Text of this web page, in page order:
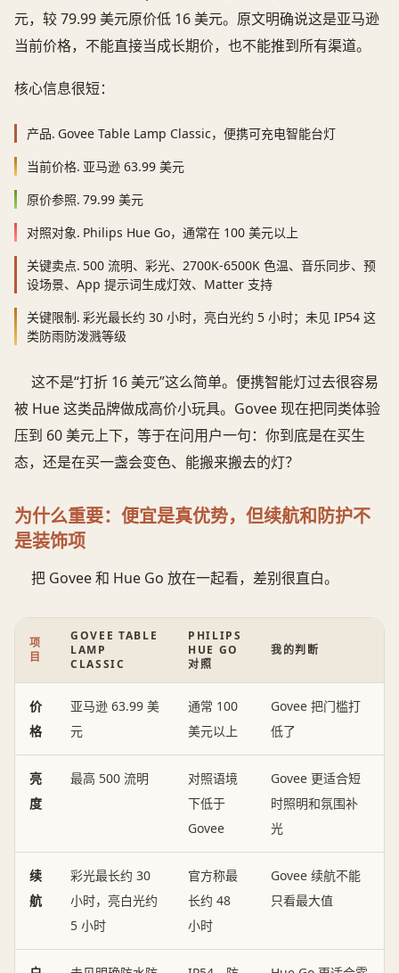
元，较 79.99 美元原价低 16 美元。原文明确说这是亚马逊
当前价格，不能直接当成长期价，也不能推到所有渠道。
核心信息很短：
产品. Govee Table Lamp Classic，便携可充电智能台灯
当前价格. 亚马逊 63.99 美元
原价参照. 79.99 美元
对照对象. Philips Hue Go，通常在 100 美元以上
关键卖点. 500 流明、彩光、2700K-6500K 色温、音乐同步、预
设场景、App 提示词生成灯效、Matter 支持
关键限制. 彩光最长约 30 小时，亮白光约 5 小时；未见 IP54 这
类防雨防泼溅等级
这不是“打折 16 美元”这么简单。便携智能灯过去很容易
被 Hue 这类品牌做成高价小玩具。Govee 现在把同类体验
压到 60 美元上下，等于在问用户一句：你到底是在买生
态，还是在买一盏会变色、能搬来搬去的灯？
为什么重要：便宜是真优势，但续航和防护不
是装饰项
把 Govee 和 Hue Go 放在一起看，差别很直白。
项
目
GOVEE TABLE
LAMP
CLASSIC
PHILIPS
HUE GO
对照
我的判断
价
格
亚马逊 63.99 美
元
通常 100
美元以上
Govee 把门槛打
低了
亮
度
最高 500 流明
对照语境
下低于
Govee
Govee 更适合短
时照明和氛围补
光
续
航
彩光最长约 30
小时，亮白光约
5 小时
官方称最
长约 48
小时
Govee 续航不能
只看最大值